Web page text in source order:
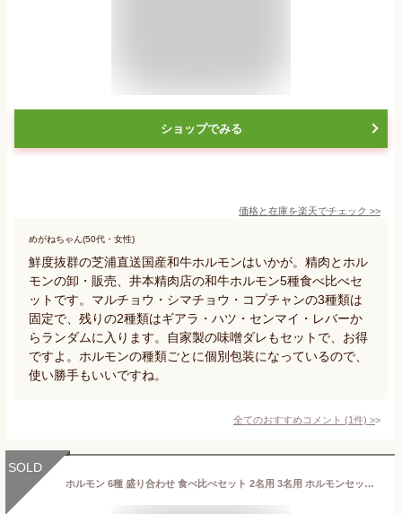
ショップでみる
価格と在庫を楽天でチェック >>
めがねちゃん(50代・女性)
鮮度抜群の芝浦直送国産和牛ホルモンはいかが。精肉とホル
モンの卸・販売、井本精肉店の和牛ホルモン5種食べ比べセ
ットです。マルチョウ・シマチョウ・コプチャンの3種類は
固定で、残りの2種類はギアラ・ハツ・センマイ・レバーか
らランダムに入ります。自家製の味噌ダレもセットで、お得
ですよ。ホルモンの種類ごとに個別包装になっているので、
使い勝手もいいですね。
全てのおすすめコメント (1件) >
SOLD
ホルモン 6種 盛り合わせ 食べ比べセット 2名用 3名用 ホルモンセット 牛ホルモン 黒毛和牛 焼き肉 食べ比べ 高級 焼肉セット 高級肉 ブランド牛 レバー センマイ 牛ミノ 牛ハラミ 上ホルモン お取り寄せ グルメ 送料無料 BBQ 母の日 父の日 子供の日 GW